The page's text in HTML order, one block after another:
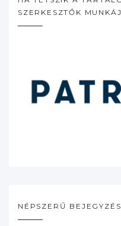
SZERKESZTŐK
NÉPSZERŰ